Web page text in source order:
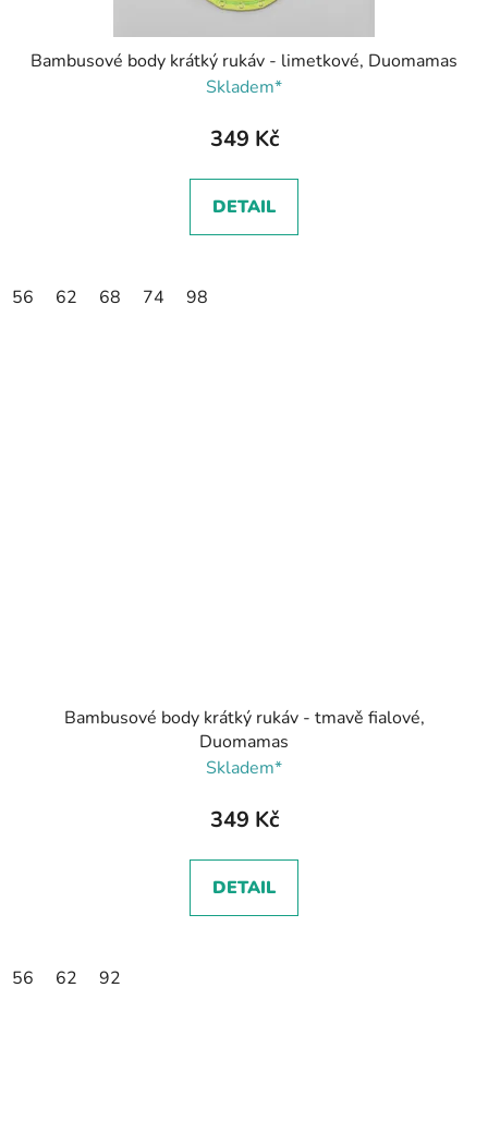
Bambusové body krátký rukáv - limetkové, Duomamas
Skladem*
349 Kč
DETAIL
56 62 68 74 98
Bambusové body krátký rukáv - tmavě fialové,
Duomamas
Skladem*
349 Kč
DETAIL
56 62 92